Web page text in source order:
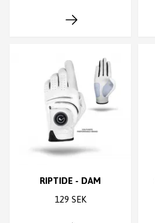
RIPTIDE - DAM
129 SEK